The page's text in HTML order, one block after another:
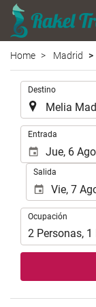
Home Madrid
Destino
Entrada
Salida
Ocupación
Ocupación
2 Personas, 1